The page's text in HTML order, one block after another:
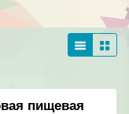
пищевая